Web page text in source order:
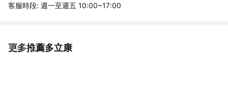
客服時段: 週一至週五 10:00~17:00
更多推薦多立康
看更多